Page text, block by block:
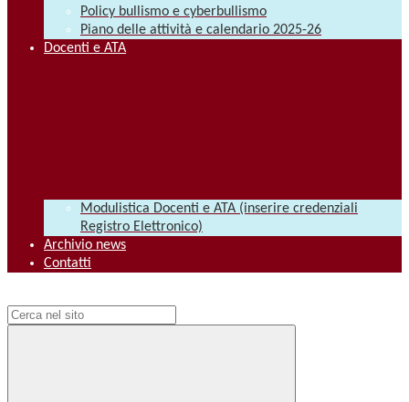
Policy bullismo e cyberbullismo
Piano delle attività e calendario 2025-26
Docenti e ATA
Modulistica Docenti e ATA (inserire credenziali
Registro Elettronico)
Archivio news
Contatti